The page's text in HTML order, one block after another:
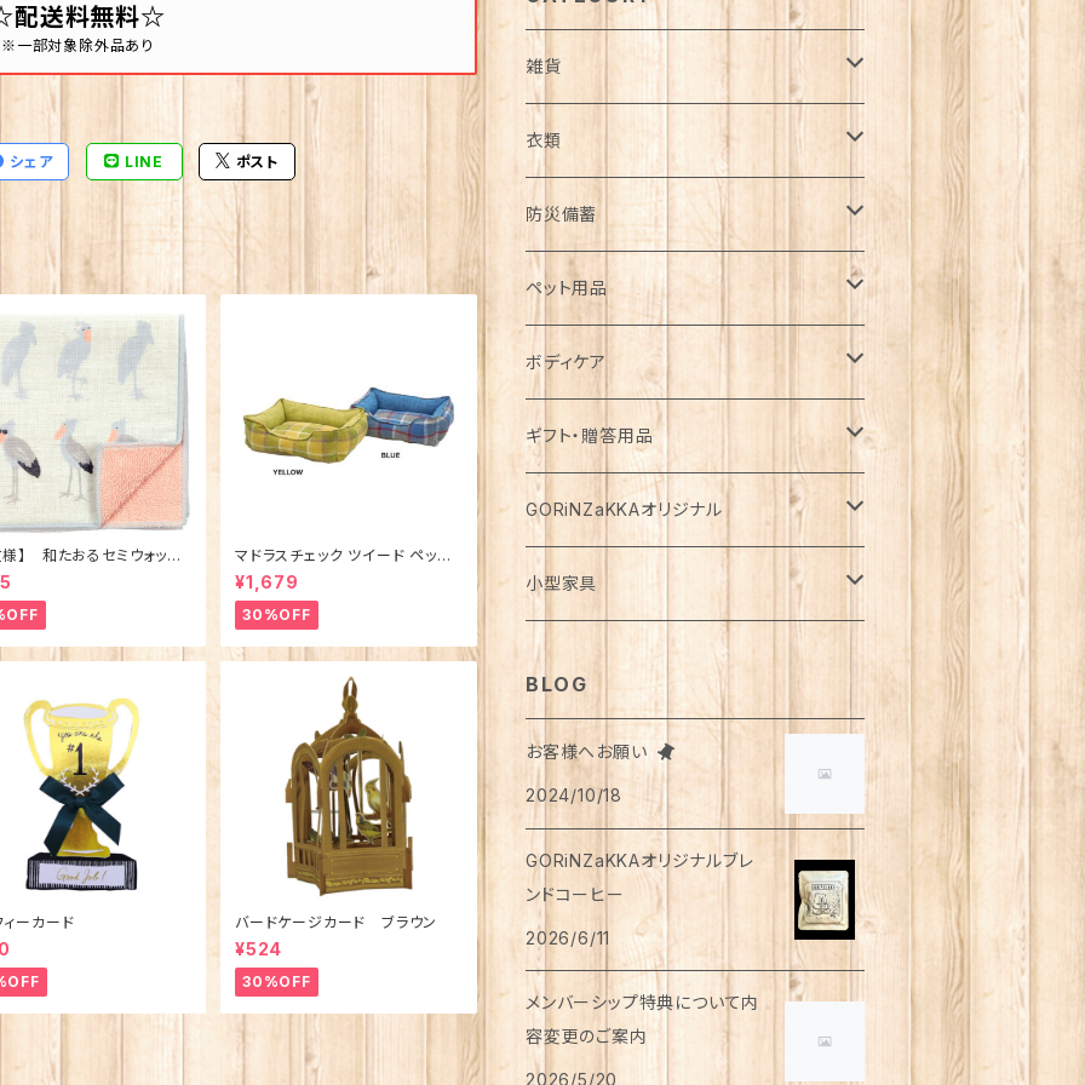
配送料無料☆
※一部対象除外品あり
シェア LINE ポスト
様】 和たおるセミウォッシ
げんハシビロコウ (日本
マドラスチェック ツイード ペット
ベッド（犬猫用）M
¥1,679
30%OFF
ィーカード バードケージカード ブラウン
¥524
30%OFF
雑貨
日用品雑貨
インテリア
カゴ・バスケット
エコバッグ
花瓶
鏡
お風呂・ランドリー
タオル
スリッパ
マスク
ハンドソープ
アロマ・お香
トラベルセット
カレンダー
服飾雑貨
帽子
アクセサリー
マフラー・ストール
ブランケット
バッグ
スマホショルダーバッグ
ポーチ
お財布・カード入れ
手袋・アームカバー
ハンカチ
てぬぐい
キッチン雑貨
食器
お箸
カトラリー
ストロー
グラス
マグカップ
コースター
お皿
ガーデン雑貨
ジョウロ
鉢
はさみ
ステーショナリー
紙類
ノート
カード
メモ帳
便箋
スケジュール帳
はさみ
ミニチュア
アウトドア
手芸用品
衣類
アウター
コート
ダウン
ジャケット
パーカー・ウィンドブレーカー
カーディガン
ブルゾン
トップス
長袖
半袖
五分丈、七分丈
ニット
ボトムス
スカート
キュロット
ワイドパンツ
ワンピース・チュニック
ルームウェア・パジャマ
アンダーウェア
レッグウェア
タイツ
足首ウォーマー
メンズ
ボトムス
アウター
ジャケット
トップス
防災備蓄
防災用品
下着
食器・カトラリー
バッテリー
ブランケット・寝具
食料
パックご飯
お餅
麺類
カレー
味噌汁・スープ
お茶漬け
飲料
水・炭酸水
ジュース
コーヒー
ハーブティー
希釈飲料
ペーパー類
トイレットペーパー
ティッシュペーパー
ライト
ろうそく
ペット用品
ドライフード
犬用
猫用
メダカ
ウェットフード
無添加・手作り（犬用）
猫用
缶詰
犬用
猫用
レトルト食品
犬用
猫用
おやつ
猫用
犬猫共通
食器
犬用
猫用
衣類・服飾雑貨
犬用
猫用
犬用
ボディケア
ベッド
ボディケア
基礎化粧品
化粧水
乳液
医薬部外品
メイク用品
ボディーソープ
ヘアケア
シャンプー
リンスインシャンプー
トリートメント
せっけん
洗顔
ハンドクリーム
入浴剤・バスボム
ギフト・贈答用品
食品・飲料
食器類
タオル
洗剤
防災用品
ラッピング資材
GORiNZaKKAオリジナル
アパレル
Tシャツ
アクセサリー
イヤリング・ノンホールピアス
リング
飲料
珈琲
小型家具
スツール
BLOG
お客様へお願い
2024/10/18
GORiNZaKKAオリジナルブレ
ンドコーヒー
2026/6/11
メンバーシップ特典について内
容変更のご案内
2026/5/20